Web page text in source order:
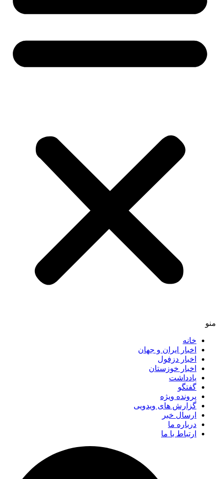
خانه
اخبار ایران و جهان
اخبار دزفول
اخبار خوزستان
یادداشت
گفتگو
پرونده ویژه
گزارش های ویدویی
ارسال خبر
درباره ما
ارتباط با ما